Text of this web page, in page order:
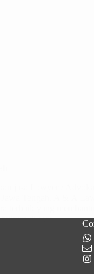
hukum di area…